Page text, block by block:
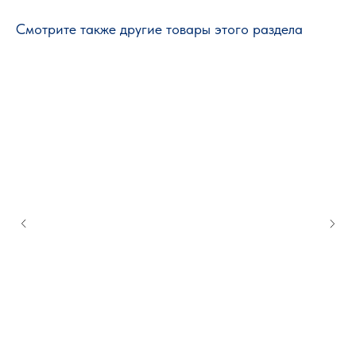
Смотрите также другие товары этого раздела